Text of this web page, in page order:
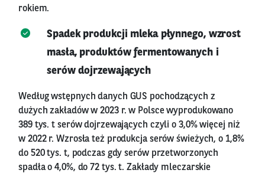
rokiem.
Spadek produkcji mleka płynnego, wzrost
masła, produktów fermentowanych i
serów dojrzewających
Według wstępnych danych GUS pochodzących z
dużych zakładów w 2023 r. w Polsce wyprodukowano
389 tys. t serów dojrzewających czyli o 3,0% więcej niż
w 2022 r. Wzrosła też produkcja serów świeżych, o 1,8%
do 520 tys. t, podczas gdy serów przetworzonych
spadła o 4,0%, do 72 tys. t. Zakłady mleczarskie